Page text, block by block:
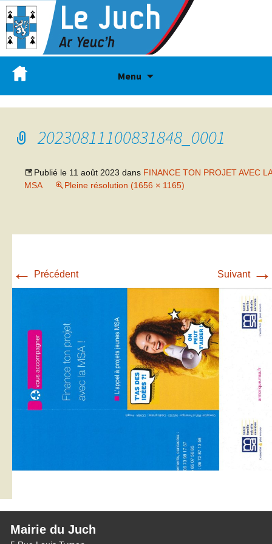
Menu
20230811100831848_0001
Publié le 11 août 2023 dans FINANCE TON PROJET AVEC LA
MSA
Pleine résolution (1656 × 1165)
← Précédent Suivant →
Mairie du Juch